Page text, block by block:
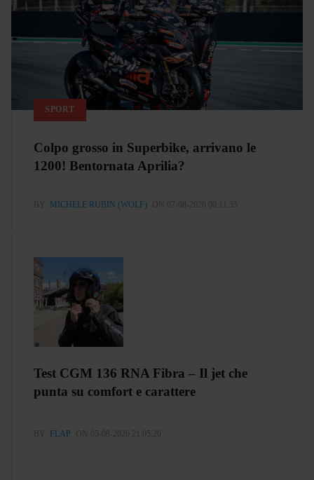
SPORT
Colpo grosso in Superbike, arrivano le
1200! Bentornata Aprilia?
BY MICHELE RUBIN (WOLF) ON 07-08-2026 00:11:35
Test CGM 136 RNA Fibra – Il jet che
punta su comfort e carattere
BY FLAP ON 05-08-2026 21:05:26